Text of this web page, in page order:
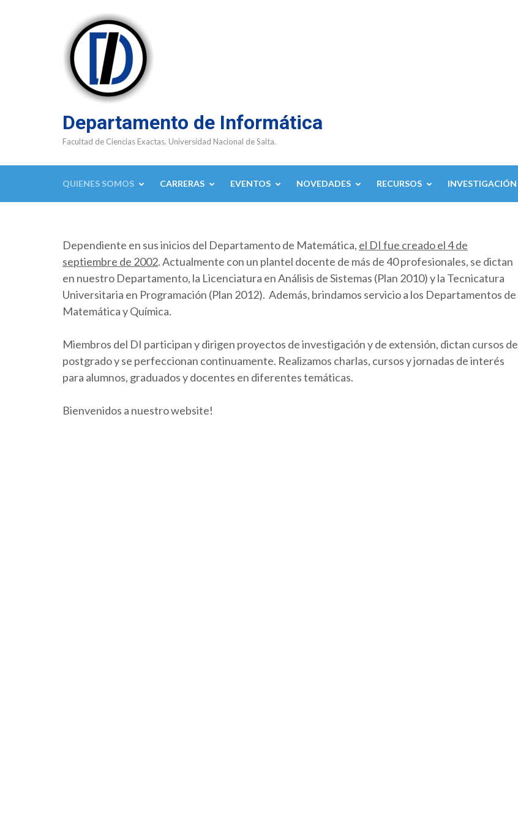
Departamento de Informática
Facultad de Ciencias Exactas. Universidad Nacional de Salta.
QUIENES SOMOS CARRERAS EVENTOS NOVEDADES RECURSOS INVESTIGACIÓN
Dependiente en sus inicios del Departamento de Matemática, el DI fue creado el 4 de
septiembre de 2002. Actualmente con un plantel docente de más de 40 profesionales, se dictan
en nuestro Departamento, la Licenciatura en Análisis de Sistemas (Plan 2010) y la Tecnicatura
Universitaria en Programación (Plan 2012). Además, brindamos servicio a los Departamentos de
Matemática y Química.
Miembros del DI participan y dirigen proyectos de investigación y de extensión, dictan cursos de
postgrado y se perfeccionan continuamente. Realizamos charlas, cursos y jornadas de interés
para alumnos, graduados y docentes en diferentes temáticas.
Bienvenidos a nuestro website!